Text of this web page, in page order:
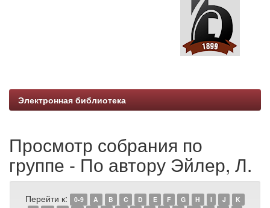
Электронная библиотека
Просмотр собрания по
группе - По автору Эйлер, Л.
Перейти к: 0-9 A B C D E F G H I J
K